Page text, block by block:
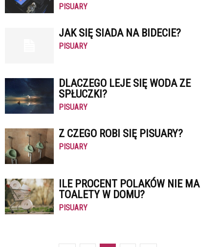
PISUARY
JAK SIĘ SIADA NA BIDECIE?
PISUARY
DLACZEGO LEJE SIĘ WODA ZE
SPŁUCZKI?
PISUARY
Z CZEGO ROBI SIĘ PISUARY?
PISUARY
ILE PROCENT POLAKÓW NIE MA
TOALETY W DOMU?
PISUARY